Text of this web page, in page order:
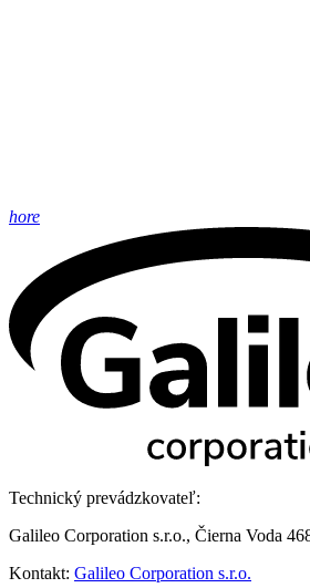
hore
Technický prevádzkovateľ:
Galileo Corporation s.r.o., Čierna Voda
Kontakt: Galileo Corporation s.r.o.